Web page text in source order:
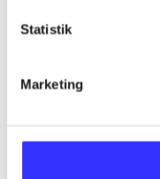
Statistik
Marketing